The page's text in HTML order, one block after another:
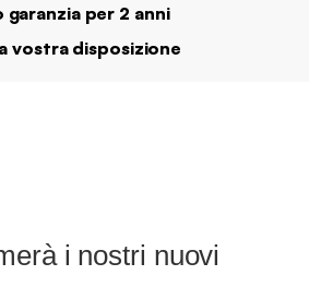
per 2 anni
vostra disposizione
i nostri nuovi